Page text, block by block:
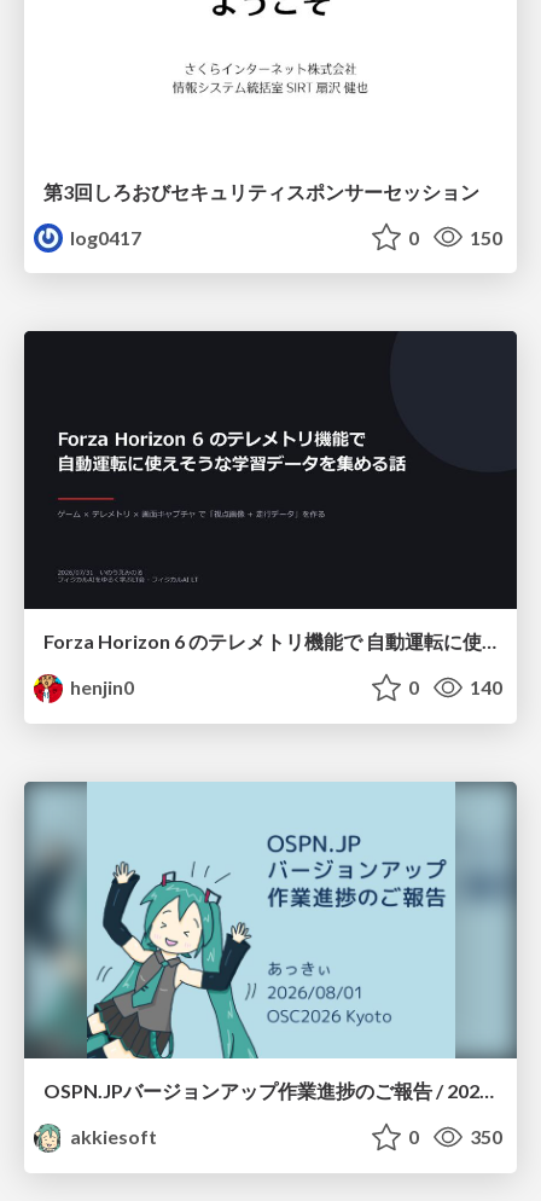
第3回しろおびセキュリティスポンサーセッション
log0417
0 150
Forza Horizon 6 のテレメトリ機能で 自動運転に使えそうな学習データを集める話
henjin0
0 140
OSPN.JPバージョンアップ作業進捗のご報告 / 20260801-osc26kyoto
akkiesoft
0 350